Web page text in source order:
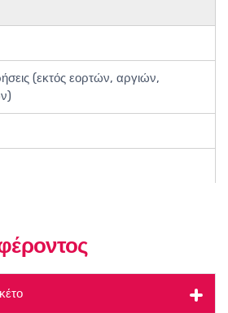
(εκτός εορτών, αργιών,